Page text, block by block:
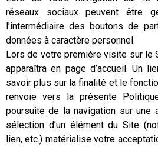
réseaux sociaux peuvent être
l’intermédiaire des boutons de
données à caractère personnel.
Lors de votre première visite sur le
apparaîtra en page d’accueil. Un
savoir plus sur la finalité et le
renvoie vers la présente
poursuite de la navigation sur une
sélection d’un élément du Site
lien, etc.) matérialise votre